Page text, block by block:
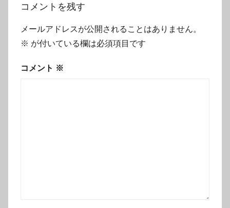
コメントを残す
メールアドレスが公開されることはありません。
※ が付いている欄は必須項目です
コメント ※